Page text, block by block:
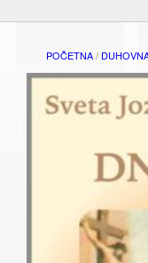
POČETNA/